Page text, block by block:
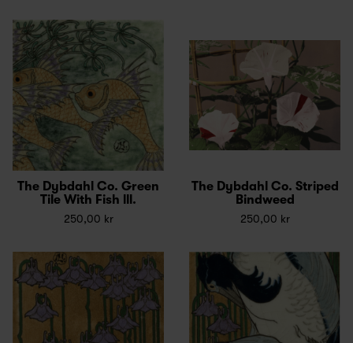
The Dybdahl Co. Green
Tile With Fish lll.
250,00 kr
The Dybdahl Co. Striped
Bindweed
250,00 kr